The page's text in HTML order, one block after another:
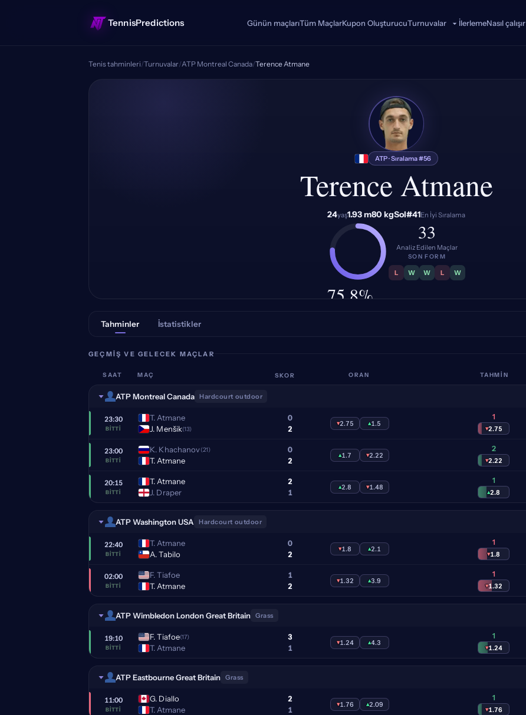
TennisPredictions Günün maçlarıTüm MaçlarKupon OluşturucuTurnuvalar İlerlemeNasıl çalışır
Tenis tahminleri/Turnuvalar/ATP Montreal Canada/Terence Atmane
TA
ATP · Sıralama #56
Terence Atmane
24yaş1.93 m80 kgSol#41En İyi Sıralama
75.8%
33
Analiz Edilen Maçlar
SON FORM
L W W L W
Tahminler İstatistikler
GEÇMIŞ VE GELECEK MAÇLAR
SAAT MAÇ SKOR ORAN TAHMİN
ATP Montreal Canada Hardcourt outdoor
23:30
BITTI
T. Atmane
J. Menšik(13)
0
2
▾2.75 ▴1.5
1
▾2.75
23:00
BITTI
K. Khachanov(21)
T. Atmane
0
2
▴1.7 ▾2.22
2
▾2.22
20:15
BITTI
T. Atmane
J. Draper
2
1
▴2.8 ▾1.48
1
▴2.8
ATP Washington USA Hardcourt outdoor
22:40
BITTI
T. Atmane
A. Tabilo
0
2
▾1.8 ▴2.1
1
▾1.8
02:00
BITTI
F. Tiafoe
T. Atmane
1
2
▾1.32 ▴3.9
1
▾1.32
ATP Wimbledon London Great Britain Grass
19:10
BITTI
F. Tiafoe(17)
T. Atmane
3
1
▾1.24 ▴4.3
1
▾1.24
ATP Eastbourne Great Britain Grass
11:00
BITTI
G. Diallo
T. Atmane
2
1
▾1.76 ▴2.09
1
▾1.76